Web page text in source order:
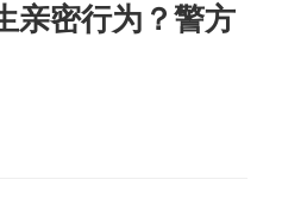
亲密行为？警方